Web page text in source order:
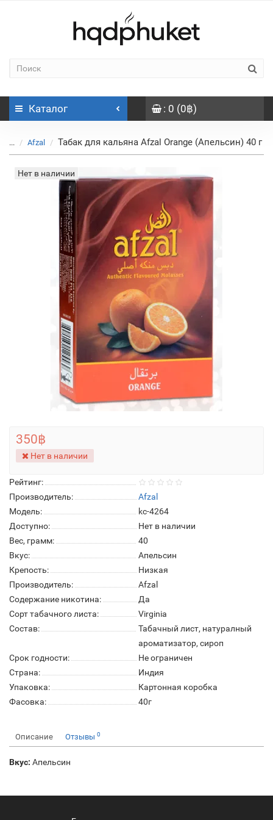
Каталог : 0 (0฿)
... Afzal Табак для кальяна Afzal Orange (Апельсин) 40 г
Нет в наличии
Рейтинг:
Производитель:
Afzal
Модель:
kc-4264
Доступно:
Нет в наличии
Вес, грамм:
40
Вкус:
Апельсин
Крепость:
Низкая
Производитель:
Afzal
Содержание никотина:
Да
Сорт табачного листа:
Virginia
Состав:
Табачный лист, натуралный
ароматизатор, сироп
Срок годности:
Не ограничен
Страна:
Индия
Упаковка:
Картонная коробка
Фасовка:
40г
350฿
Нет в наличии
Описание Отзывы 0
Вкус: Апельсин